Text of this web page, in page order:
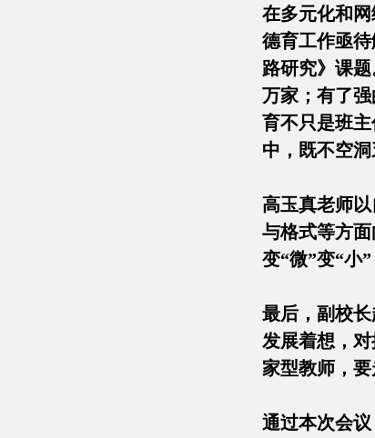
在多元化和
德育工作亟
路研究》课
万家；有了
育不只是班
中，既不空洞
高玉真老师
与格式等方
变“微”变“小
最后，副校
发展着想，
家型教师，
通过本次会